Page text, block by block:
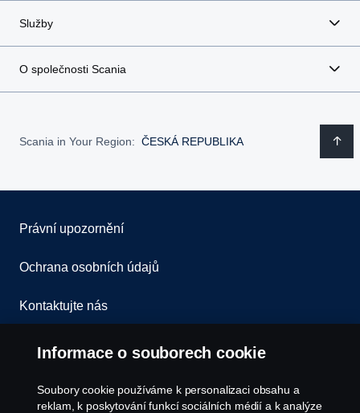
Služby
O společnosti Scania
Scania in Your Region: ČESKÁ REPUBLIKA
Právní upozornění
Ochrana osobních údajů
Kontaktujte nás
Všeobecné obchodní podmínky
Oznámení porušení předpisů
Informace o souborech cookie
Soubory cookie používáme k personalizaci obsahu a
reklam, k poskytování funkcí sociálních médií a k analýze